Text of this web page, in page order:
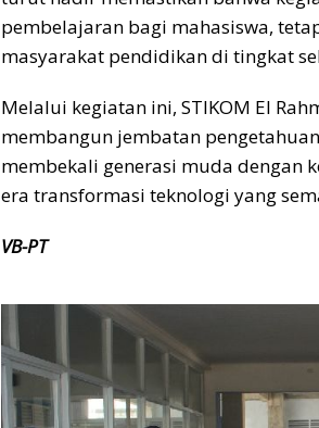
pembelajaran bagi mahasiswa,
masyarakat pendidikan di tingkat
Melalui kegiatan ini, STIKOM El
membangun jembatan
membekali generasi muda
era transformasi teknologi yang
VB-PT